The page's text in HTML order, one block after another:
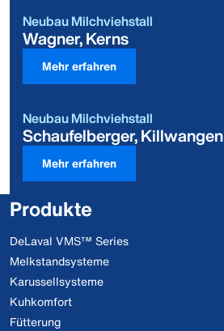
Neubau Milchviehstall
Wagner, Kerns
Mehr erfahren
Neubau Milchviehstall
Schaufelberger, Killwangen
Mehr erfahren
Produkte
DeLaval VMS™ Series
Melkstandsysteme
Karussellsysteme
Kuhkomfort
Fütterung